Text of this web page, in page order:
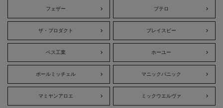
フェザー プテロ
ザ・プロダクト ブレイスビー
ベス工業 ホーユー
ポールミッチェル マニックパニック
マミヤンアロエ ミックウエルヴァ